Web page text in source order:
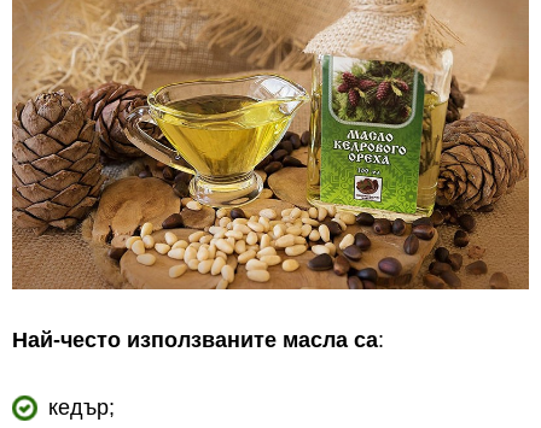
Най-често използваните масла са:
кедър;